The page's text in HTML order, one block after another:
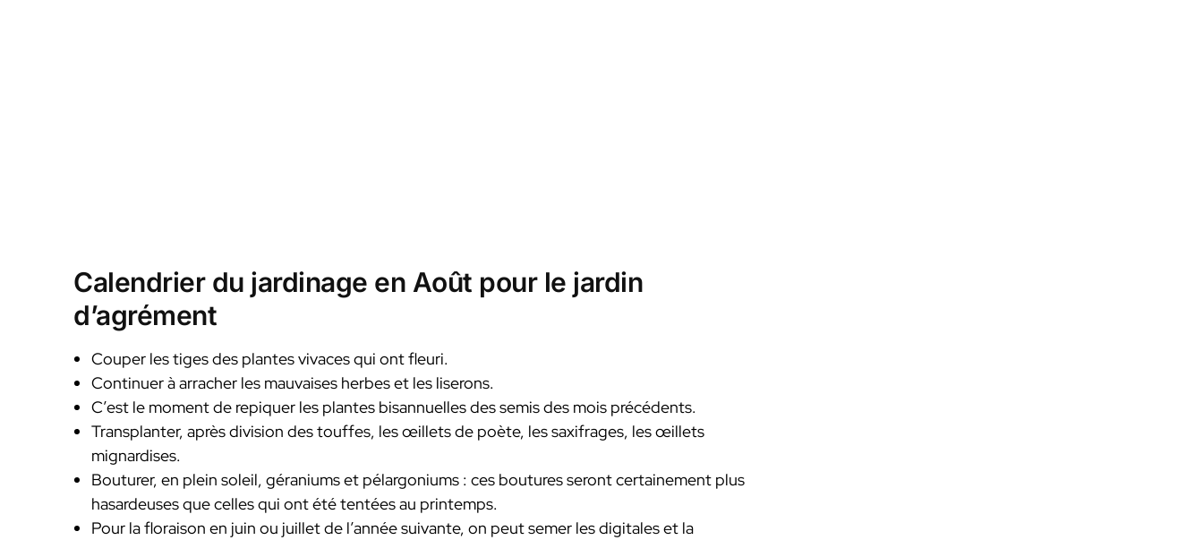
Calendrier du jardinage en Août pour le jardin
d’agrément
Couper les tiges des plantes vivaces qui ont fleuri.
Continuer à arracher les mauvaises herbes et les liserons.
C’est le moment de repiquer les plantes bisannuelles des semis des mois précédents.
Transplanter, après division des touffes, les œillets de poète, les saxifrages, les œillets
mignardises.
Bouturer, en plein soleil, géraniums et pélargoniums : ces boutures seront certainement plus
hasardeuses que celles qui ont été tentées au printemps.
Pour la floraison en juin ou juillet de l’année suivante, on peut semer les digitales et la